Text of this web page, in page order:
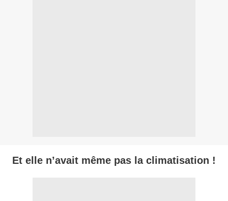
Et elle n’avait même pas la climatisation !